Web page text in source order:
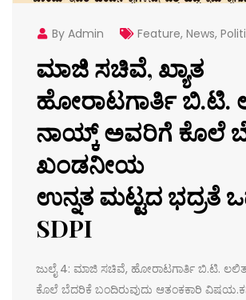
By Admin Feature, News,
ಮಾಜಿ ಸಚಿವೆ, ಖ್ಯಾತ
ಹೋರಾಟಗಾರ್ತಿ ಬಿ.ಟಿ.
ನಾಯ್ಕ್ ಅವರಿಗೆ ಕೊಲೆ
ಖಂಡನೀಯ
ಉನ್ನತ ಮಟ್ಟದ ಭದ್ರತೆ
SDPI
ಜುಲೈ 4: ಮಾಜಿ ಸಚಿವೆ, ಹೋರಾಟಗಾರ್ತಿ ಬಿ.ಟಿ.
ಕೊಲೆ ಬೆದರಿಕೆ ಬಂದಿರುವುದು ಆತಂಕಕಾರಿ